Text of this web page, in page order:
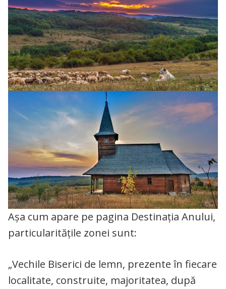
Așa cum apare pe pagina Destinația Anului,
particularităţile zonei sunt:
„Vechile Biserici de lemn, prezente în fiecare
localitate, construite, majoritatea, după